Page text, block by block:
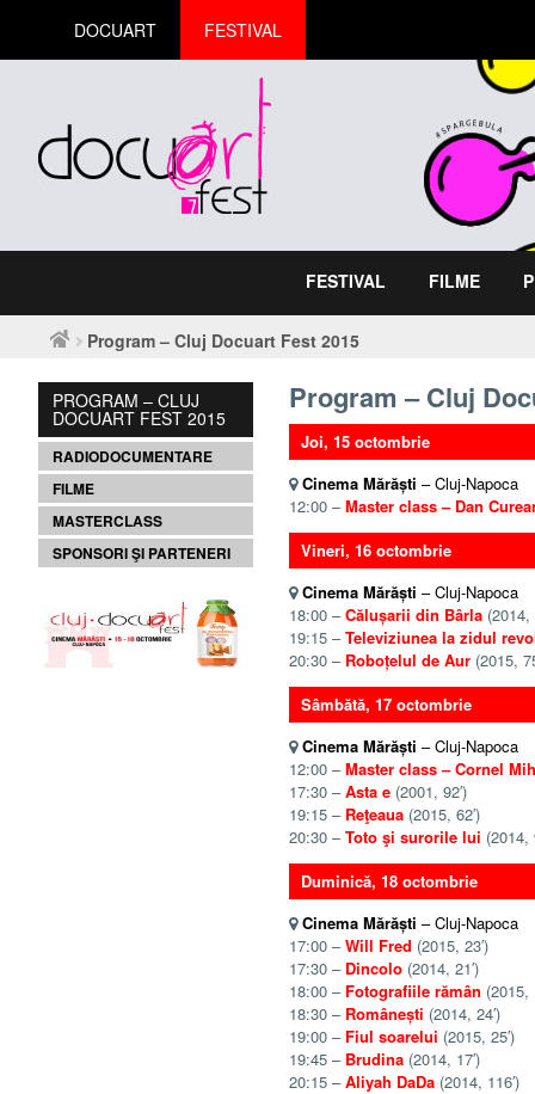
DOCUART FESTIVAL
FESTIVAL FILME
Program – Cluj Docuart Fest 2015
PROGRAM – CLUJ
DOCUART FEST 2015
RADIODOCUMENTARE
FILME
MASTERCLASS
SPONSORI ŞI PARTENERI
Program – Cluj
Joi, 15 octombrie
Cinema Mărăști – Cluj-Napoca
12:00 –Master class – Dan
Vineri, 16 octombrie
Cinema Mărăști – Cluj-Napoca
18:00 –Călușarii din Bârla (2014,
19:15 –Televiziunea la zidul
20:30 – Roboțelul de Aur (2015,
Sâmbătă, 17 octombrie
Cinema Mărăști – Cluj-Napoca
12:00 –Master class – Cornel
17:30 –Asta e (2001, 92′)
19:15 – Reţeaua (2015, 62′)
20:30 –Toto şi surorile lui (2014,
Duminică, 18 octombrie
Cinema Mărăști – Cluj-Napoca
17:00 –Will Fred (2015, 23′)
17:30 – Dincolo (2014, 21′)
18:00 – Fotografiile rămân (2015,
18:30 – Românești (2014, 24′)
19:00 – Fiul soarelui (2015, 25′)
19:45 – Brudina (2014, 17′)
20:15 –Aliyah DaDa (2014, 116′)